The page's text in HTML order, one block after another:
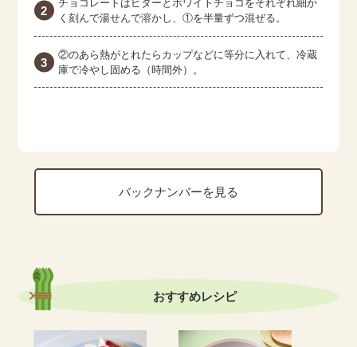
チョコレートはビターとホワイトチョコをそれぞれ細か
く刻んで湯せんで溶かし、①を半量ずつ混ぜる。
②のあら熱がとれたらカップなどに等分に入れて、冷蔵
庫で冷やし固める（時間外）。
バックナンバーを見る
おすすめレシピ